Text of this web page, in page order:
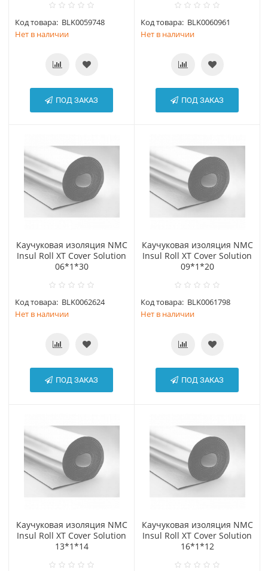
Код товара: BLK0059748
Нет в наличии
ПОД ЗАКАЗ
Код товара: BLK0060961
Нет в наличии
ПОД ЗАКАЗ
Каучуковая изоляция NMC
Insul Roll XT Cover Solution
06*1*30
Код товара: BLK0062624
Нет в наличии
ПОД ЗАКАЗ
Каучуковая изоляция NMC
Insul Roll XT Cover Solution
09*1*20
Код товара: BLK0061798
Нет в наличии
ПОД ЗАКАЗ
Каучуковая изоляция NMC
Insul Roll XT Cover Solution
13*1*14
Каучуковая изоляция NMC
Insul Roll XT Cover Solution
16*1*12